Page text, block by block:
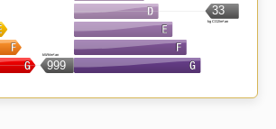
999
kWh/m².an
33
kg CO2/m².an